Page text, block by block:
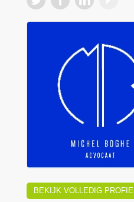
BEKIJK VOLLEDIG PROFIEL